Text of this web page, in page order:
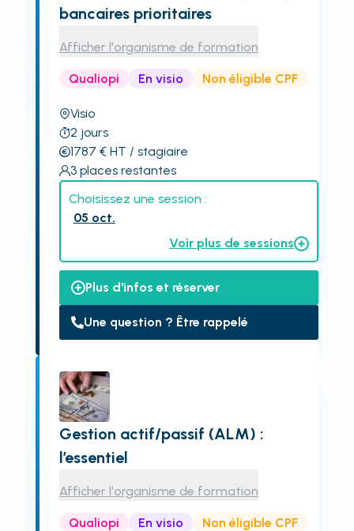
bancaires prioritaires
Afficher l'organisme de formation
Qualiopi En visio Non éligible CPF
Visio
2 jours
1787 € HT / stagiaire
3 places restantes
Choisissez une session :
05 oct.
Voir plus de sessions
Plus d'infos et réserver
Une question ? Être rappelé
Gestion actif/passif (ALM) :
l’essentiel
Afficher l'organisme de formation
Qualiopi En visio Non éligible CPF